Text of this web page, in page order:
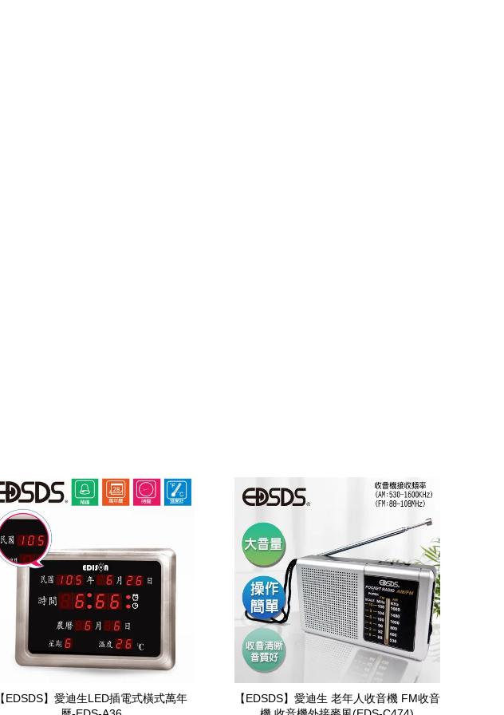
【EDSDS】愛迪生LED插電式橫式萬年
【EDSDS】愛迪生 老年人收音機 FM收音